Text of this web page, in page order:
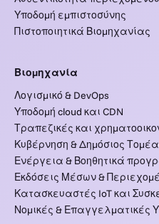
Υποδομή εμπιστοσύνης
Πιστοποιητικά Βιομηχανίας
Βιομηχανία
Λογισμικό & DevOps
Υποδομή cloud και CDN
Τραπεζικές και
Κυβέρνηση & Δημόσιος
Ενέργεια & Βοηθητικά
Εκδόσεις Μέσων &
Κατασκευαστές IoT και
Νομικές & Επαγγελματικές